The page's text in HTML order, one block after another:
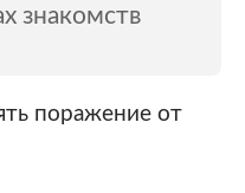
знакомств
поражение от